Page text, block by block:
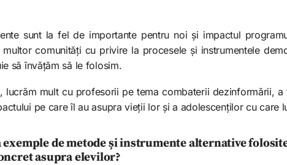
sunt la fel de importante pentru noi și impactul
multor comunități cu privire la procesele și instrumentele
să învățăm să le folosim.
lucrăm mult cu profesorii pe tema combaterii dezinformării,
pe care îl au asupra vieții lor și a adolescenților cu care
exemple de metode și instrumente alternative
asupra elevilor?